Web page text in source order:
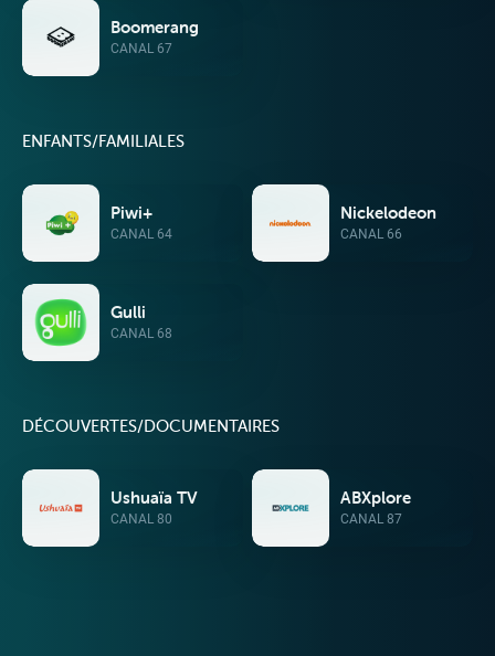
Boomerang
CANAL 67
ENFANTS/FAMILIALES
Piwi+
CANAL 64
Nickelodeon
CANAL 66
Gulli
CANAL 68
DÉCOUVERTES/DOCUMENTAIRES
Ushuaïa TV
CANAL 80
ABXplore
CANAL 87